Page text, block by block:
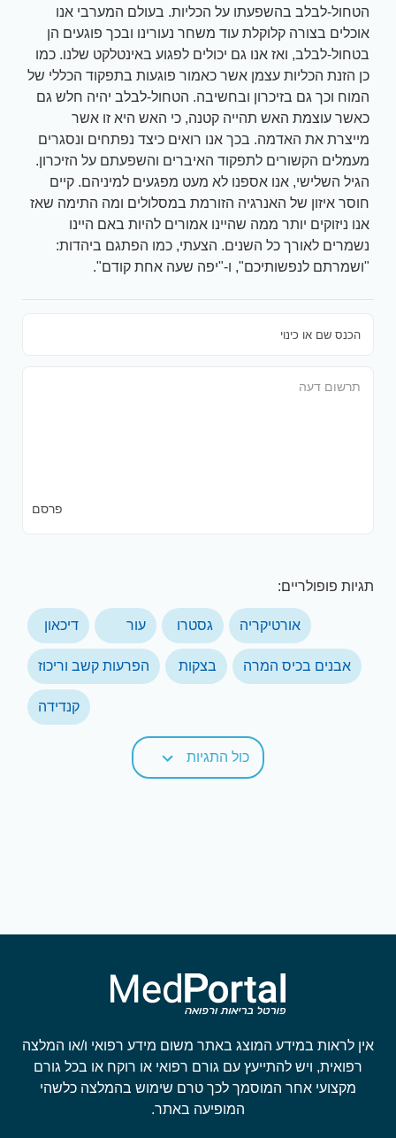
הטחול-לבלב בהשפעתו על הכליות. בעולם המערבי אנו
אוכלים בצורה קלוקלת עוד משחר נעורינו ובכך פוגעים הן
בטחול-לבלב, ואז אנו גם יכולים לפגוע באינטלקט שלנו. כמו
כן הזנת הכליות עצמן אשר כאמור פוגעות בתפקוד הכללי של
המוח וכך גם בזיכרון ובחשיבה. הטחול-לבלב יהיה חלש גם
כאשר עוצמת האש תהייה קטנה, כי האש היא זו אשר
מייצרת את האדמה. בכך אנו רואים כיצד נפתחים ונסגרים
מעמלים הקשורים לתפקוד האיברים והשפעתם על הזיכרון.
הגיל השלישי, אנו אספנו לא מעט מפגעים למיניהם. קיים
חוסר איזון של האנרגיה הזורמת במסלולים ומה התימה שאז
אנו ניזוקים יותר ממה שהיינו אמורים להיות באם היינו
נשמרים לאורך כל השנים. הצעתי, כמו הפתגם ביהדות:
"ושמרתם לנפשותיכם", ו-"יפה שעה אחת קודם".
פרסם
תגיות פופולריים:
אורטיקריה גסטרו עור דיכאון
אבנים בכיס המרה בצקות הפרעות קשב וריכוז
קנדידה
כול התגיות
אין לראות במידע המוצג באתר משום מידע רפואי ו/או המלצה
רפואית, ויש להתייעץ עם גורם רפואי או רוקח או בכל גורם
מקצועי אחר המוסמך לכך טרם שימוש בהמלצה כלשהי
המופיעה באתר.